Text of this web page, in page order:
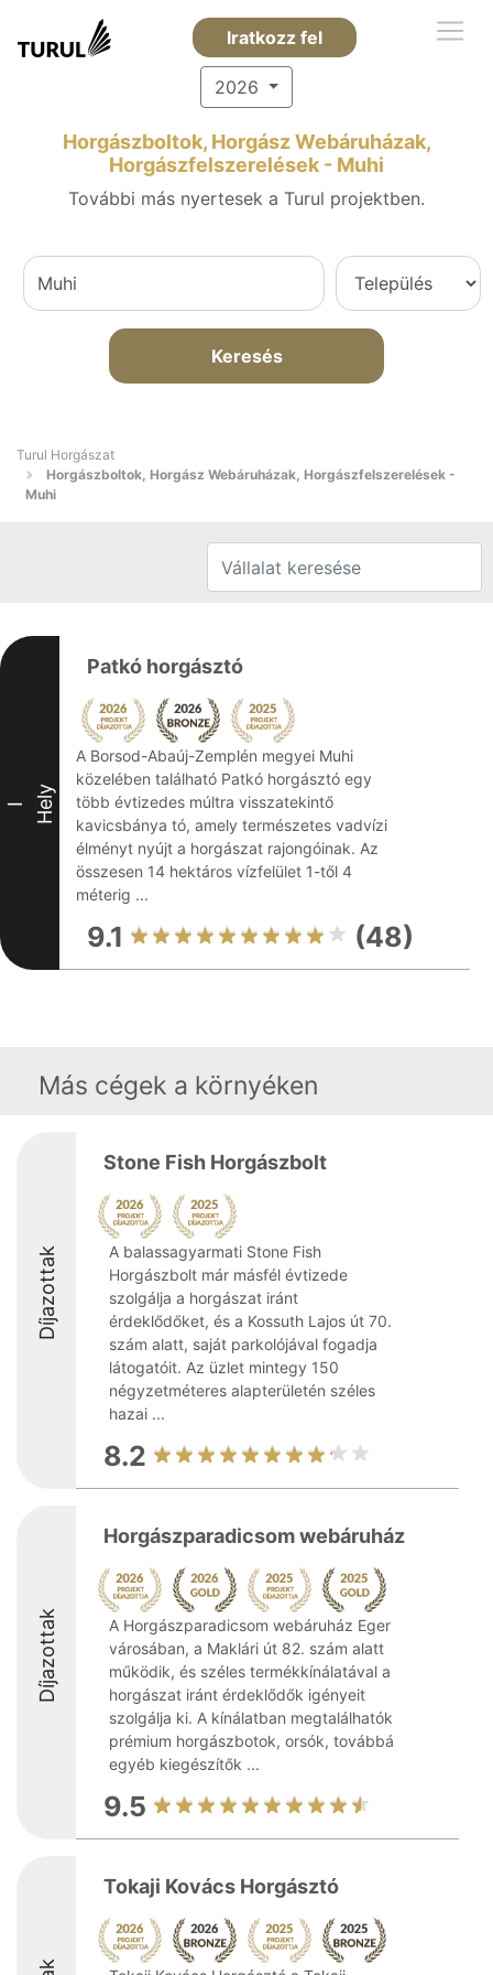
Iratkozz fel
2026
Horgászboltok, Horgász Webáruházak,
Horgászfelszerelések - Muhi
További más nyertesek a Turul projektben.
Keresés
Turul Horgászat
Horgászboltok, Horgász Webáruházak, Horgászfelszerelések -
Muhi
I Hely
Patkó horgásztó
A Borsod-Abaúj-Zemplén megyei Muhi
közelében található Patkó horgásztó egy
több évtizedes múltra visszatekintő
kavicsbánya tó, amely természetes vadvízi
élményt nyújt a horgászat rajongóinak. Az
összesen 14 hektáros vízfelület 1-től 4
méterig ...
9.1 (48)
Más cégek a környéken
Díjazottak
Stone Fish Horgászbolt
A balassagyarmati Stone Fish
Horgászbolt már másfél évtizede
szolgálja a horgászat iránt
érdeklődőket, és a Kossuth Lajos út 70.
szám alatt, saját parkolójával fogadja
látogatóit. Az üzlet mintegy 150
négyzetméteres alapterületén széles
hazai ...
8.2
Díjazottak
Horgászparadicsom webáruház
A Horgászparadicsom webáruház Eger
városában, a Maklári út 82. szám alatt
működik, és széles termékkínálatával a
horgászat iránt érdeklődők igényeit
szolgálja ki. A kínálatban megtalálhatók
prémium horgászbotok, orsók, továbbá
egyéb kiegészítők ...
9.5
Tokaji Kovács Horgásztó